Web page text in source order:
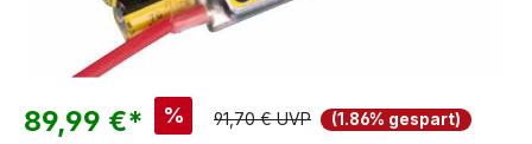
89,99 €* % 91,70 € UVP (1.86% gespart)